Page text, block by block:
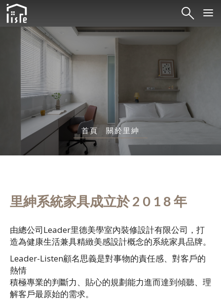
首頁 關於里紳
里紳系統家具成立於 2 0 1 8 年
由總公司Leader里德美學室內裝修設計有限公司，打
造為健康生活兼具精緻美感設計概念的系統家具品牌。
Leader-Listen顧名思義是對事物的責任感、對客戶的
熱情
積極專業的判斷力、貼心的規劃能力進而達到傾聽、理
解客戶最原始的需求。